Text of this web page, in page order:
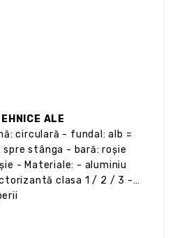
ALE
circulară - fundal: alb =
stânga - bară: roșie
- Materiale: - aluminiu
clasa 1 / 2 / 3 -